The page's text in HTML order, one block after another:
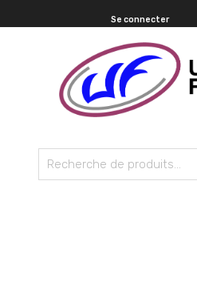
Se connecter